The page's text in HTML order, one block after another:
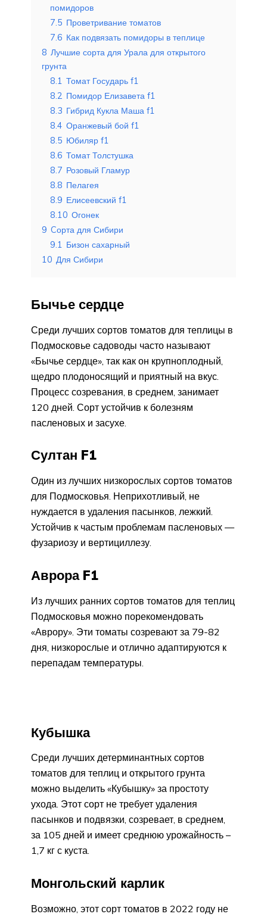
помидоров
7.5 Проветривание томатов
7.6 Как подвязать помидоры в теплице
8 Лучшие сорта для Урала для открытого
грунта
8.1 Томат Государь f1
8.2 Помидор Елизавета f1
8.3 Гибрид Кукла Маша f1
8.4 Оранжевый бой f1
8.5 Юбиляр f1
8.6 Томат Толстушка
8.7 Розовый Гламур
8.8 Пелагея
8.9 Елисеевский f1
8.10 Огонек
9 Cорта для Сибири
9.1 Бизон сахарный
10 Для Сибири
Бычье сердце
Среди лучших сортов томатов для теплицы в
Подмосковье садоводы часто называют
«Бычье сердце», так как он крупноплодный,
щедро плодоносящий и приятный на вкус.
Процесс созревания, в среднем, занимает
120 дней. Сорт устойчив к болезням
пасленовых и засухе.
Султан F1
Один из лучших низкорослых сортов томатов
для Подмосковья. Неприхотливый, не
нуждается в удаления пасынков, лежкий.
Устойчив к частым проблемам пасленовых —
фузариозу и вертициллезу.
Аврора F1
Из лучших ранних сортов томатов для теплиц
Подмосковья можно порекомендовать
«Аврору». Эти томаты созревают за 79-82
дня, низкорослые и отлично адаптируются к
перепадам температуры.
Кубышка
Среди лучших детерминантных сортов
томатов для теплиц и открытого грунта
можно выделить «Кубышку» за простоту
ухода. Этот сорт не требует удаления
пасынков и подвязки, созревает, в среднем,
за 105 дней и имеет среднюю урожайность –
1,7 кг с куста.
Монгольский карлик
Возможно, этот сорт томатов в 2022 году не